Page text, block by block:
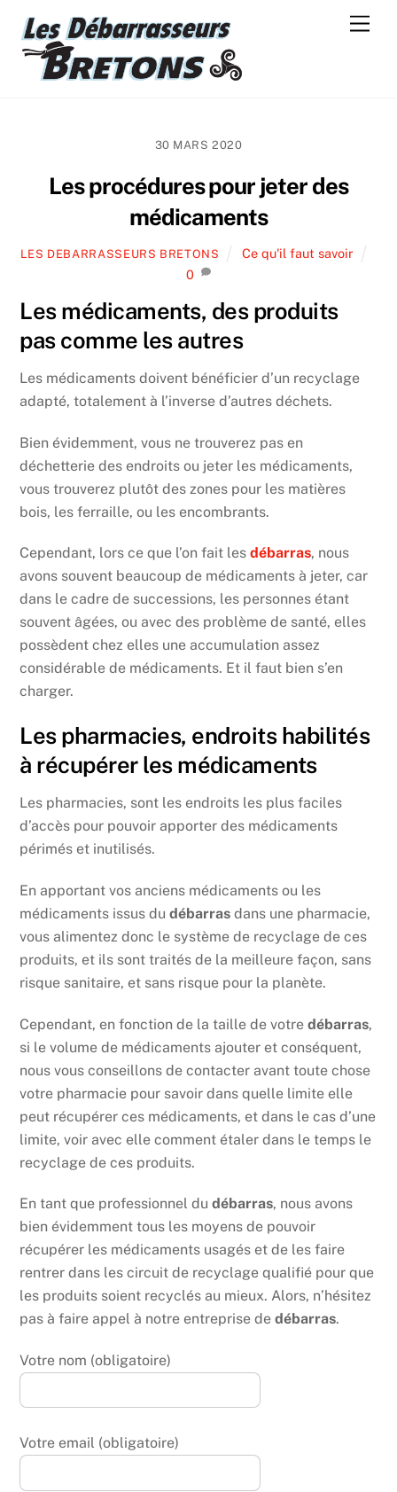
content
30 MARS 2020
Les procédures pour jeter des
médicaments
LES DEBARRASSEURS BRETONS
Ce qu'il faut savoir
0
Les médicaments, des produits
pas comme les autres
Les médicaments doivent bénéficier d’un recyclage
adapté, totalement à l’inverse d’autres déchets.
Bien évidemment, vous ne trouverez pas en
déchetterie des endroits ou jeter les médicaments,
vous trouverez plutôt des zones pour les matières
bois, les ferraille, ou les encombrants.
Cependant, lors ce que l’on fait lesdébarras, nous
avons souvent beaucoup de médicaments à jeter, car
dans le cadre de successions, les personnes étant
souvent âgées, ou avec des problème de santé, elles
possèdent chez elles une accumulation assez
considérable de médicaments. Et il faut bien s’en
charger.
Les pharmacies, endroits habilités
à récupérer les médicaments
Les pharmacies, sont les endroits les plus faciles
d’accès pour pouvoir apporter des médicaments
périmés et inutilisés.
En apportant vos anciens médicaments ou les
médicaments issus dudébarras dans une pharmacie,
vous alimentez donc le système de recyclage de ces
produits, et ils sont traités de la meilleure façon, sans
risque sanitaire, et sans risque pour la planète.
Cependant, en fonction de la taille de votredébarras,
si le volume de médicaments ajouter et conséquent,
nous vous conseillons de contacter avant toute chose
votre pharmacie pour savoir dans quelle limite elle
peut récupérer ces médicaments, et dans le cas d’une
limite, voir avec elle comment étaler dans le temps le
recyclage de ces produits.
En tant que professionnel dudébarras, nous avons
bien évidemment tous les moyens de pouvoir
récupérer les médicaments usagés et de les faire
rentrer dans les circuit de recyclage qualifié pour que
les produits soient recyclés au mieux. Alors, n’hésitez
pas à faire appel à notre entreprise dedébarras.
Votre nom (obligatoire)
Votre email (obligatoire)